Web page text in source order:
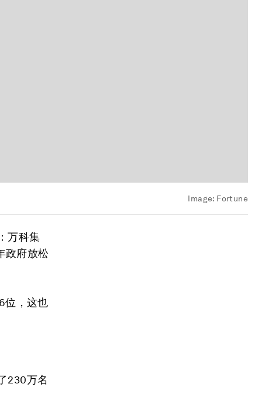
Image: Fortune
万科集
政府放松
位，这也
230万名